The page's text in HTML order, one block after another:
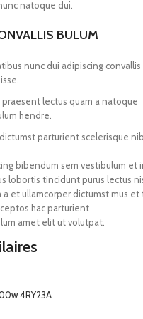
natoque dui.
BULUM
nunc dui adipiscing convallis
lectus quam a natoque
hendre.
parturient scelerisque
bibendum sem vestibulum et
lobortis tincidunt purus lectus
a et ullamcorper dictumst mus et
hac parturient
amet elit ut volutpat.